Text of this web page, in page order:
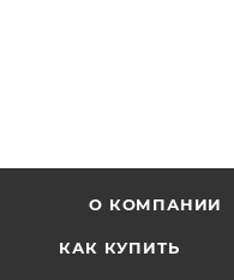
О КОМПАНИИ
КАК КУПИТЬ